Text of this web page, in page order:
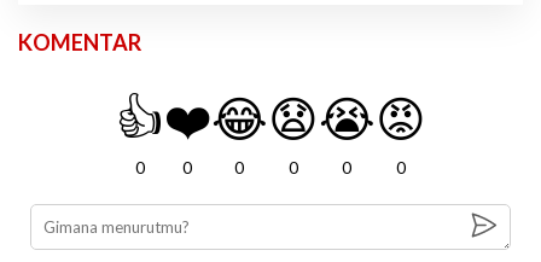
KOMENTAR
👍
0
❤️
0
😂
0
😧
0
😭
0
😡
0